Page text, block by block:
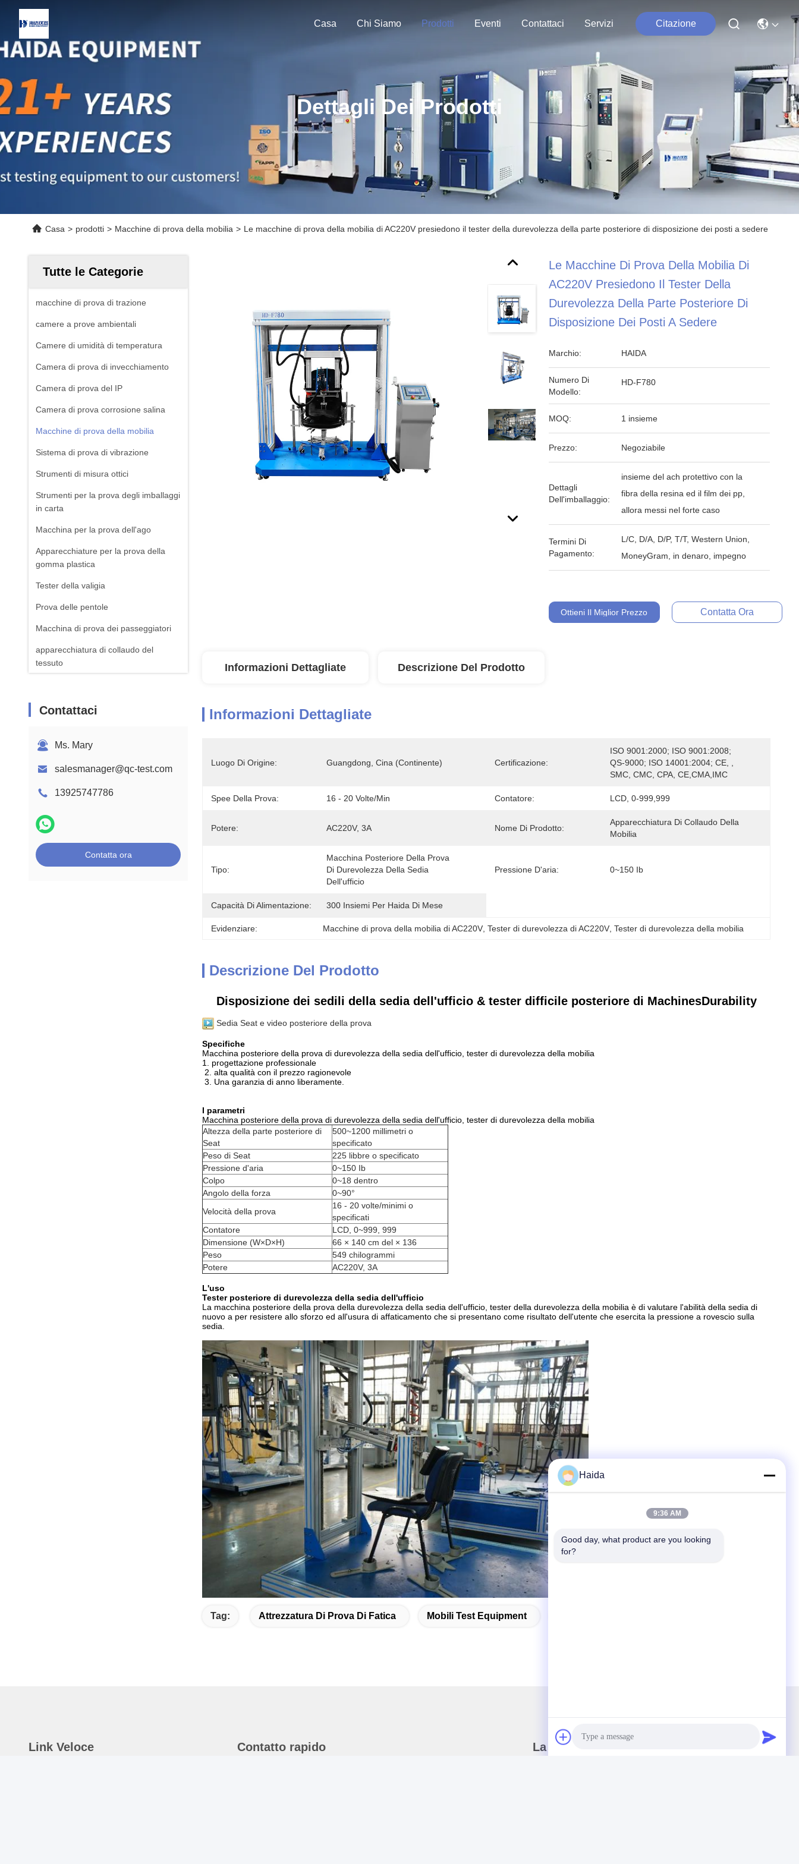
Casa Chi Siamo Prodotti Eventi Contattaci Servizi Citazione
Dettagli Dei Prodotti
Casa > prodotti > Macchine di prova della mobilia > Le macchine di prova della mobilia di AC220V presiedono il tester della durevolezza della parte posteriore di disposizione dei posti a sedere
Tutte le Categorie
macchine di prova di trazione
camere a prove ambientali
Camere di umidità di temperatura
Camera di prova di invecchiamento
Camera di prova del IP
Camera di prova corrosione salina
Macchine di prova della mobilia
Sistema di prova di vibrazione
Strumenti di misura ottici
Strumenti per la prova degli imballaggi
in carta
Macchina per la prova dell'ago
Apparecchiature per la prova della
gomma plastica
Tester della valigia
Prova delle pentole
Macchina di prova dei passeggiatori
apparecchiatura di collaudo del
tessuto
Attrezzatura per il test della batteria
Apparecchiature per la prova
Contattaci
Ms. Mary
salesmanager@qc-test.com
13925747786
Contatta ora
Le Macchine Di Prova Della Mobilia Di
AC220V Presiedono Il Tester Della
Durevolezza Della Parte Posteriore Di
Disposizione Dei Posti A Sedere
Marchio: HAIDA
Numero Di
Modello:
HD-F780
MOQ: 1 insieme
Prezzo: Negoziabile
Dettagli
Dell'imballaggio:
insieme del ach protettivo con la
fibra della resina ed il film dei pp,
allora messi nel forte caso
Termini Di
Pagamento:
L/C, D/A, D/P, T/T, Western Union,
MoneyGram, in denaro, impegno
Ottieni Il Miglior Prezzo Contatta Ora
Informazioni Dettagliate Descrizione Del Prodotto
Informazioni Dettagliate
Luogo Di Origine: Guangdong, Cina (continente) Certificazione:
ISO 9001:2000; ISO 9001:2008;
QS-9000; ISO 14001:2004; CE, ,
SMC, CMC, CPA, CE,CMA,IMC
Spee Della Prova: 16 - 20 Volte/min Contatore: LCD, 0-999,999
Potere: AC220V, 3A Nome Di Prodotto:
Apparecchiatura Di Collaudo Della
Mobilia
Tipo:
Macchina Posteriore Della Prova
Di Durevolezza Della Sedia
Dell'ufficio
Pressione D'aria: 0~150 Ib
Capacità Di Alimentazione: 300 Insiemi Per Haida Di Mese
Evidenziare: Macchine di prova della mobilia di AC220V , Tester di durevolezza di AC220V , Tester di durevolezza della mobilia
Descrizione Del Prodotto
Disposizione dei sedili della sedia dell'ufficio & tester difficile posteriore di MachinesDurability
Sedia Seat e video posteriore della prova
Specifiche
Macchina posteriore della prova di durevolezza della sedia dell'ufficio, tester di durevolezza della mobilia
1. progettazione professionale
2. alta qualità con il prezzo ragionevole
3. Una garanzia di anno liberamente.
I parametri
Macchina posteriore della prova di durevolezza della sedia dell'ufficio, tester di durevolezza della mobilia
Altezza della parte posteriore di
Seat
500~1200 millimetri o
specificato
Peso di Seat
225 libbre o specificato
Pressione d'aria
0~150 Ib
Colpo
0~18 dentro
Angolo della forza
0~90°
Velocità della prova
16 - 20 volte/minimi o
specificati
Contatore
LCD, 0~999, 999
Dimensione (W×D×H)
66 × 140 cm del × 136
Peso
549 chilogrammi
Potere
AC220V, 3A
L'uso
Tester posteriore di durevolezza della sedia dell'ufficio
La macchina posteriore della prova della durevolezza della sedia dell'ufficio, tester della durevolezza della mobilia è di valutare l'abilità della sedia di
nuovo a per resistere allo sforzo ed all'usura di affaticamento che si presentano come risultato dell'utente che esercita la pressione a rovescio sulla
sedia.
Tag: Attrezzatura Di Prova Di Fatica Mobili Test Equipment
Link Veloce Contatto rapido La nostra newsletter
Haida
9:36 AM
Good day, what product are you looking
for?